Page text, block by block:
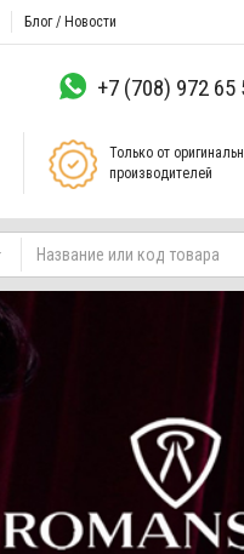
Блог / Новости
+7 (708) 972 65
Только от
производителей